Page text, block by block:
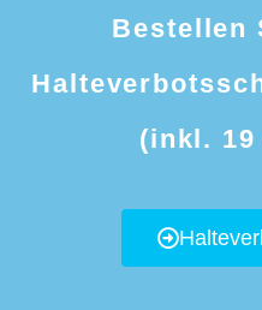
Bestellen
(inkl. 19